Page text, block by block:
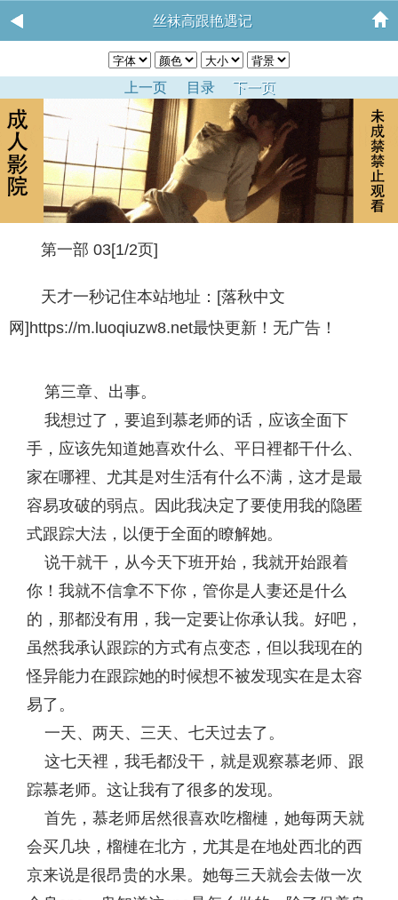
丝袜高跟艳遇记
上一页 目录 下一页
第一部 03[1/2页]
天才一秒记住本站地址：[落秋中文
网]https://m.luoqiuzw8.net最快更新！无广告！
第三章、出事。
我想过了，要追到慕老师的话，应该全面下
手，应该先知道她喜欢什么、平日裡都干什么、
家在哪裡、尤其是对生活有什么不满，这才是最
容易攻破的弱点。因此我决定了要使用我的隐匿
式跟踪大法，以便于全面的瞭解她。
说干就干，从今天下班开始，我就开始跟着
你！我就不信拿不下你，管你是人妻还是什么
的，那都没有用，我一定要让你承认我。好吧，
虽然我承认跟踪的方式有点变态，但以我现在的
怪异能力在跟踪她的时候想不被发现实在是太容
易了。
一天、两天、三天、七天过去了。
这七天裡，我毛都没干，就是观察慕老师、跟
踪慕老师。这让我有了很多的发现。
首先，慕老师居然很喜欢吃榴槤，她每两天就
会买几块，榴槤在北方，尤其是在地处西北的西
京来说是很昂贵的水果。她每三天就会去做一次